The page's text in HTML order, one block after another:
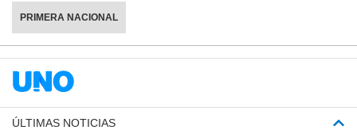
PRIMERA NACIONAL
ÚLTIMAS NOTICIAS